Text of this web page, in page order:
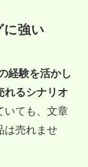
に強い
経験を活かし
れるシナリオ
いても、文章
は売れませ